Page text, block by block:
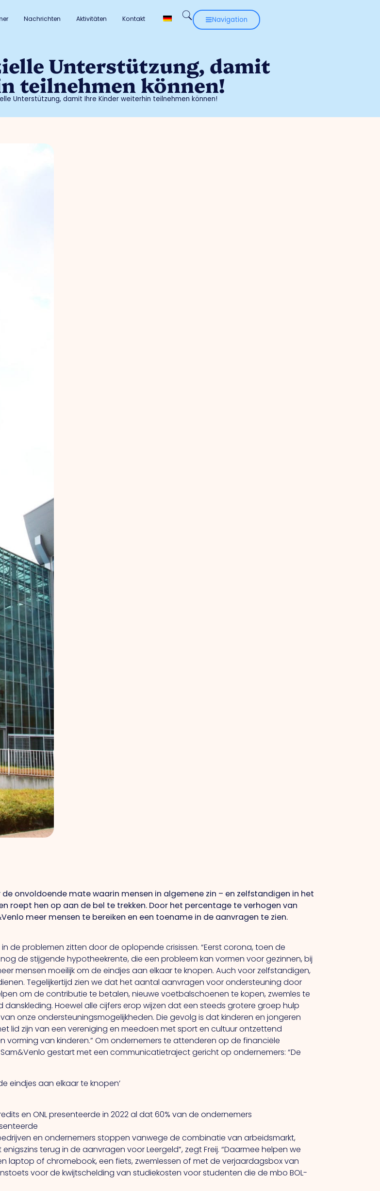
Nachrichten Aktivitäten Kontakt Navigation
Unterstützung, damit
teilnehmen können!
Unterstützung, damit Ihre Kinder weiterhin teilnehmen können!
onvoldoende mate waarin mensen in algemene zin – en zelfstandigen in het
roept hen op aan de bel te trekken. Door het percentage te verhogen van
meer mensen te bereiken en een toename in de aanvragen te zien.
de problemen zitten door de oplopende crisissen. “Eerst corona, toen de
nog de stijgende hypotheekrente, die een probleem kan vormen voor gezinnen, bij
mensen moeilijk om de eindjes aan elkaar te knopen.Auchvoor zelfstandigen,
Tegelijkertijd zien we dat het aantal aanvragen voor ondersteuning door
om de contributie te betalen, nieuwe voetbalschoenen te kopen, zwemles te
Hoewel alle cijfers erop wijzen dat een steeds grotere groep hulp
onze ondersteuningsmogelijkheden.Diegevolg is dat kinderen en jongeren
lid zijn van een vereniging en meedoen met sport en cultuur ontzettend
vorming van kinderen.” Om ondernemers te attenderen op de financiële
gestart met een communicatietraject gericht op ondernemers: “De
eindjes aan elkaar te knopen’
en ONL presenteerde in 2022 al dat 60% van de ondernemers
en ondernemers stoppen vanwege de combinatie van arbeidsmarkt,
enigszins terug in de aanvragen voor Leergeld”, zegt Freij. “Daarmee helpen we
laptop of chromebook, een fiets, zwemlessen of met de verjaardagsbox van
voor de kwijtschelding van studiekosten voor studenten die de mbo BOL-